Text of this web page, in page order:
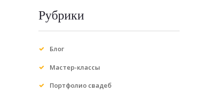
Рубрики
Блог
Мастер-классы
Портфолио свадеб